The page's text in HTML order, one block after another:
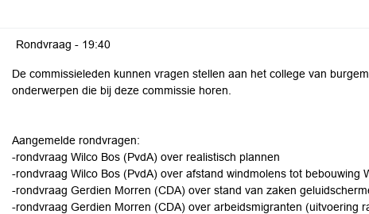
Rondvraag - 19:40
De commissieleden kunnen vragen stellen aan het college van
onderwerpen die bij deze commissie horen.
Aangemelde rondvragen:
-rondvraag Wilco Bos (PvdA) over realistisch plannen
-rondvraag Wilco Bos (PvdA) over afstand windmolens tot bebouwing
-rondvraag Gerdien Morren (CDA) over stand van zaken
-rondvraag Gerdien Morren (CDA) over arbeidsmigranten (uitvoering